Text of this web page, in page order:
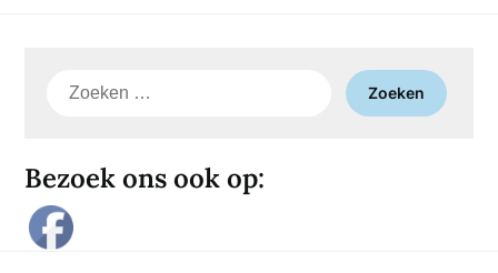
Zoeken
Bezoek ons ook op: